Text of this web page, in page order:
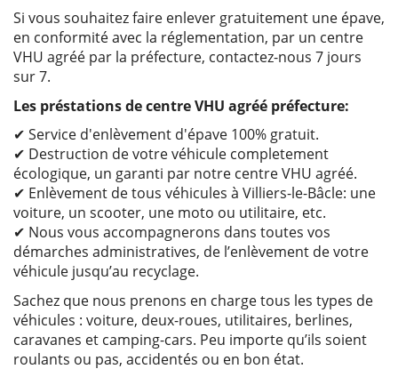
Si vous souhaitez faire enlever gratuitement une épave,
en conformité avec la réglementation, par un centre
VHU agréé par la préfecture, contactez-nous 7 jours
sur 7.
Les préstations de centre VHU agréé préfecture:
✔ Service d'enlèvement d'épave 100% gratuit.
✔ Destruction de votre véhicule completement
écologique, un garanti par notre centre VHU agréé.
✔ Enlèvement de tous véhicules à Villiers-le-Bâcle: une
voiture, un scooter, une moto ou utilitaire, etc.
✔ Nous vous accompagnerons dans toutes vos
démarches administratives, de l’enlèvement de votre
véhicule jusqu’au recyclage.
Sachez que nous prenons en charge tous les types de
véhicules : voiture, deux-roues, utilitaires, berlines,
caravanes et camping-cars. Peu importe qu’ils soient
roulants ou pas, accidentés ou en bon état.